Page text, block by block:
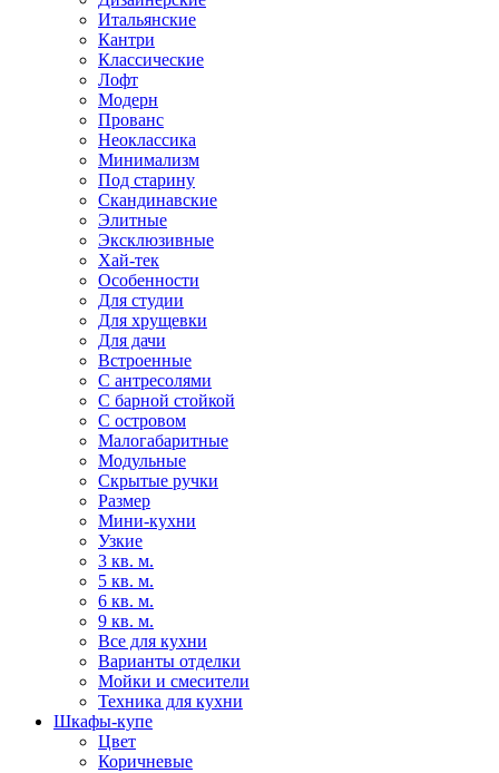
Итальянские
Кантри
Классические
Лофт
Модерн
Прованс
Неоклассика
Минимализм
Под старину
Скандинавские
Элитные
Эксклюзивные
Хай-тек
Особенности
Для студии
Для хрущевки
Для дачи
Встроенные
С антресолями
С барной стойкой
С островом
Малогабаритные
Модульные
Скрытые ручки
Размер
Мини-кухни
Узкие
3 кв. м.
5 кв. м.
6 кв. м.
9 кв. м.
Все для кухни
Варианты отделки
Мойки и смесители
Техника для кухни
Шкафы-купе
Цвет
Коричневые